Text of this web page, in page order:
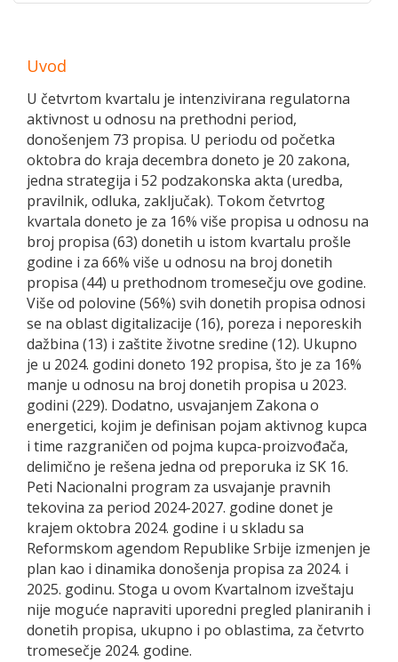
Uvod
U četvrtom kvartalu je intenzivirana regulatorna
aktivnost u odnosu na prethodni period,
donošenjem 73 propisa. U periodu od početka
oktobra do kraja decembra doneto je 20 zakona,
jedna strategija i 52 podzakonska akta (uredba,
pravilnik, odluka, zaključak). Tokom četvrtog
kvartala doneto je za 16% više propisa u odnosu na
broj propisa (63) donetih u istom kvartalu prošle
godine i za 66% više u odnosu na broj donetih
propisa (44) u prethodnom tromesečju ove godine.
Više od polovine (56%) svih donetih propisa odnosi
se na oblast digitalizacije (16), poreza i neporeskih
dažbina (13) i zaštite životne sredine (12). Ukupno
je u 2024. godini doneto 192 propisa, što je za 16%
manje u odnosu na broj donetih propisa u 2023.
godini (229). Dodatno, usvajanjem Zakona o
energetici, kojim je definisan pojam aktivnog kupca
i time razgraničen od pojma kupca-proizvođača,
delimično je rešena jedna od preporuka iz SK 16.
Peti Nacionalni program za usvajanje pravnih
tekovina za period 2024-2027. godine donet je
krajem oktobra 2024. godine i u skladu sa
Reformskom agendom Republike Srbije izmenjen je
plan kao i dinamika donošenja propisa za 2024. i
2025. godinu. Stoga u ovom Kvartalnom izveštaju
nije moguće napraviti uporedni pregled planiranih i
donetih propisa, ukupno i po oblastima, za četvrto
tromesečje 2024. godine.